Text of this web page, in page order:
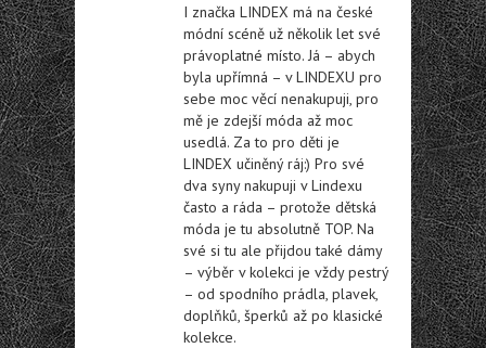
I značka LINDEX má na české
módní scéně už několik let své
právoplatné místo. Já – abych
byla upřímná – v LINDEXU pro
sebe moc věcí nenakupuji, pro
mě je zdejší móda až moc
usedlá. Za to pro děti je
LINDEX učiněný ráj:) Pro své
dva syny nakupuji v Lindexu
často a ráda – protože dětská
móda je tu absolutně TOP. Na
své si tu ale přijdou také dámy
– výběr v kolekci je vždy pestrý
– od spodního prádla, plavek,
doplňků, šperků až po klasické
kolekce.